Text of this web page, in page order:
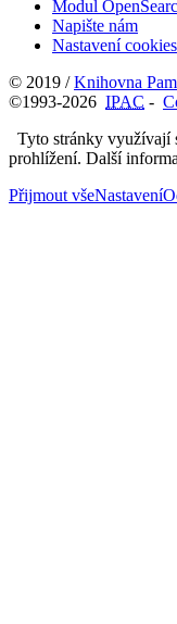
Modul
Napište nám
Nastavení cookies
© 2019 /Knihovna
©1993-2026 IPAC -
Tyto stránky využívají
prohlížení. Další
Přijmout všeNastavení